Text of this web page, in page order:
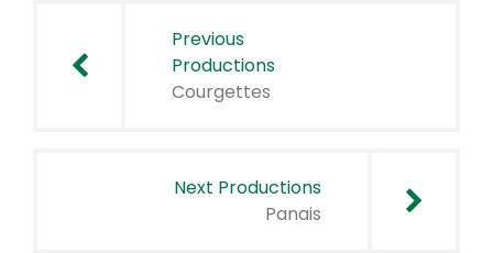
l’article
Previous
Productions
Courgettes
Next Productions
Panais